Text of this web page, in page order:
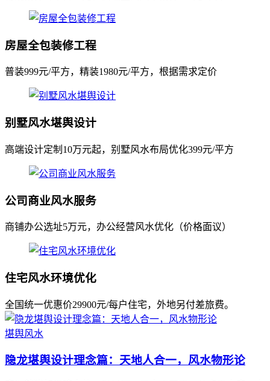
房屋全包装修工程
普装999元/平方，精装1980元/平方，根据需求定价
别墅风水堪舆设计
高端设计定制10万元起，别墅风水布局优化399元/平方
公司商业风水服务
商铺办公选址5万元，办公经营风水优化（价格面议）
住宅风水环境优化
全国统一优惠价29900元/每户住宅，外地另付差旅费。
堪舆风水
隐龙堪舆设计理念篇：天地人合一，风水物形论